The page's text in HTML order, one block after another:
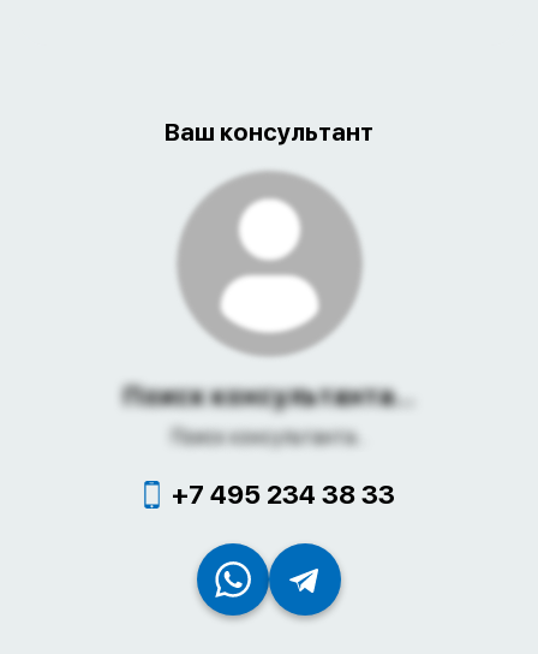
Ваш консультант
Поиск консультанта...
Поиск консультанта...
+7 495 234 38 33